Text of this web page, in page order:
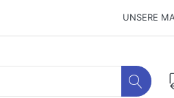
UNSERE